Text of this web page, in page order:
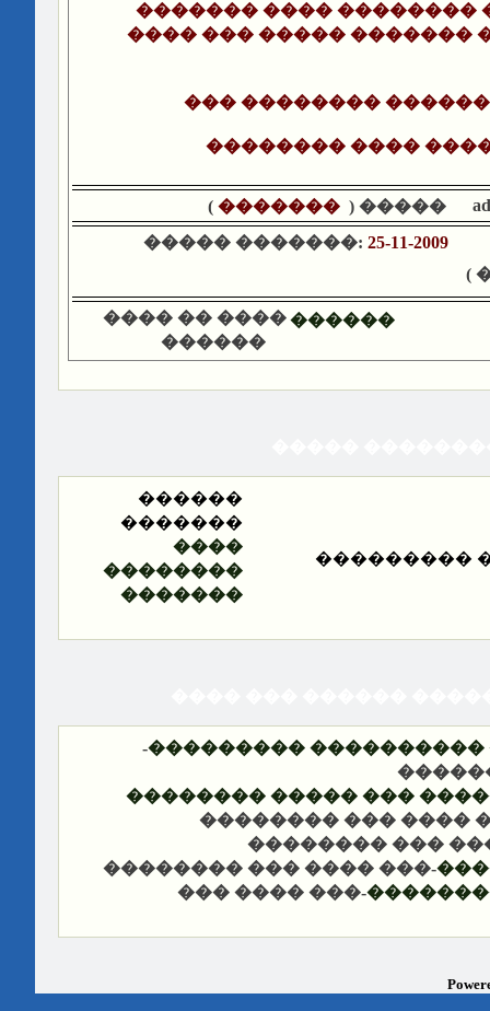
������� ���� ��������
���� ��� ����� �������
��� ��������
�������� ����
����� (
�������
)
����� �������: 25-11-2009
���� �� ����
������
������
�����
������
�������
����
��������
�������
�������� �� ���
-
���
���� ����� ��������
-��� ���� ���
-��� ���� ���
-��� ���� ��� ��������
������
-��� ���� ���